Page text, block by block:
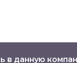
в данную